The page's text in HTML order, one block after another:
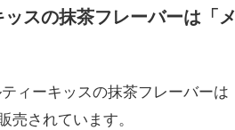
ッスの抹茶フレーバーは「
ィーキッスの抹茶フレーバー
売されています。